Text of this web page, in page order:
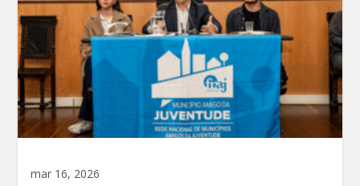
mar 16, 2026